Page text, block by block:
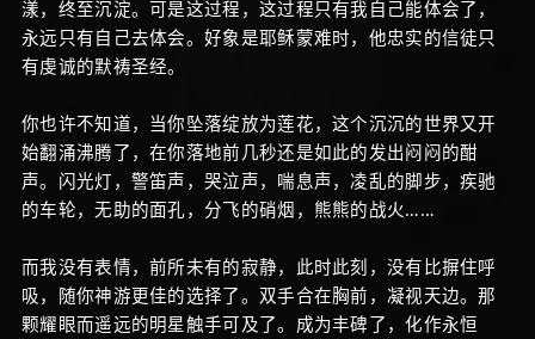
漾，终至沉淀。可是这过程，这过程只有我自己能体会了，
永远只有自己去体会。好象是耶稣蒙难时，他忠实的信徒只
有虔诚的默祷圣经。
你也许不知道，当你坠落绽放为莲花，这个沉沉的世界又开
始翻涌沸腾了，在你落地前几秒还是如此的发出闷闷的酣
声。闪光灯，警笛声，哭泣声，喘息声，凌乱的脚步，疾驰
的车轮，无助的面孔，分飞的硝烟，熊熊的战火……
而我没有表情，前所未有的寂静，此时此刻，没有比摒住呼
吸，随你神游更佳的选择了。双手合在胸前，凝视天边。那
颗耀眼而遥远的明星触手可及了。成为丰碑了，化作永恒